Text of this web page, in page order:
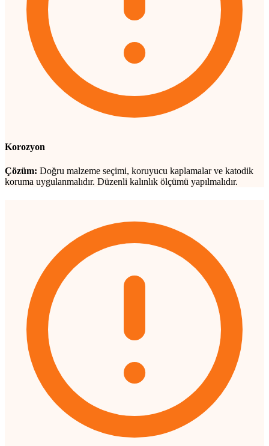
Korozyon
Çözüm: Doğru malzeme seçimi, koruyucu kaplamalar ve katodik
koruma uygulanmalıdır. Düzenli kalınlık ölçümü yapılmalıdır.